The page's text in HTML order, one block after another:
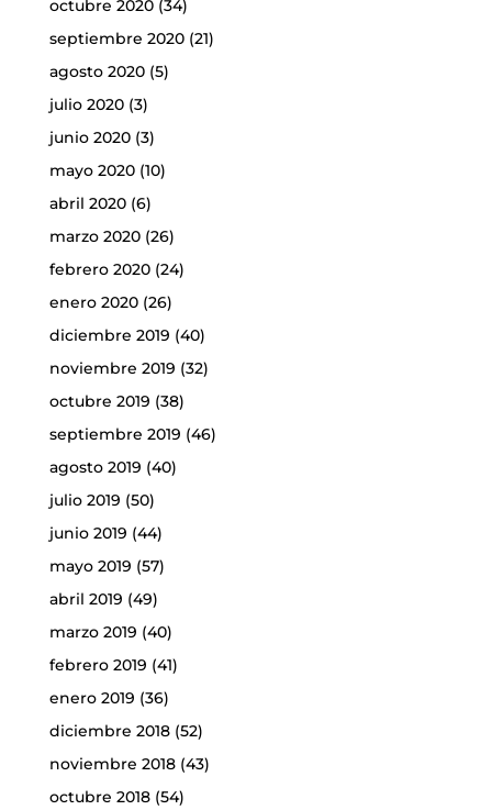
octubre 2020(34)
septiembre 2020(21)
agosto 2020(5)
julio 2020(3)
junio 2020(3)
mayo 2020(10)
abril 2020(6)
marzo 2020(26)
febrero 2020(24)
enero 2020(26)
diciembre 2019 (40)
noviembre 2019 (32)
octubre 2019 (38)
septiembre 2019 (46)
agosto 2019 (40)
julio 2019 (50)
junio 2019 (44)
mayo 2019 (57)
abril 2019 (49)
marzo 2019 (40)
febrero 2019 (41)
enero 2019 (36)
diciembre 2018(52)
noviembre 2018(43)
octubre 2018(54)